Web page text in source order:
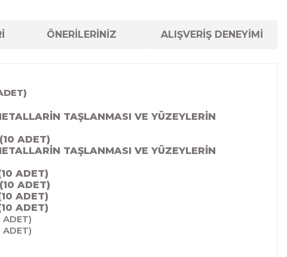
ÖNERİLERİNİZ ALIŞVERİŞ DENEYİMİ
TAŞLANMASI VE YÜZEYLERİN
ADET)
TAŞLANMASI VE YÜZEYLERİN
ADET)
ADET)
ADET)
ADET)
ADET)
ADET)